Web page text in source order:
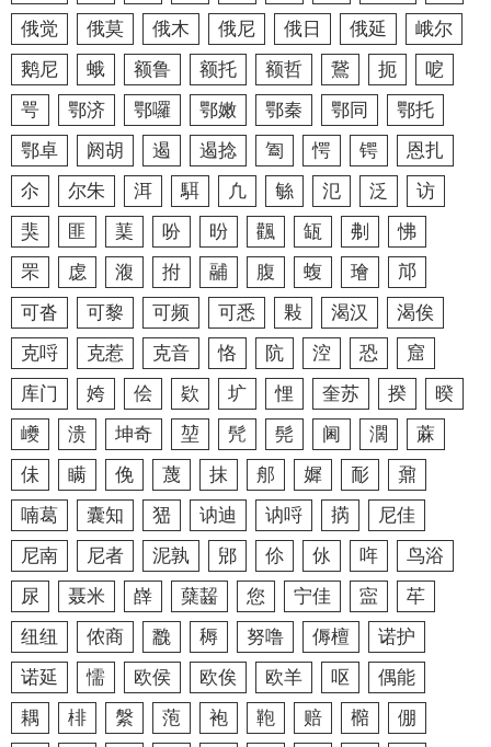
俄觉
俄莫 俄木 俄尼 俄日 俄延
峨尔
鹅尼
蛾 额鲁 额托 额哲 鵞 扼
呝
咢
鄂济 鄂囉 鄂嫩 鄂秦 鄂同
鄂托
鄂卓
阏胡 遏 遏捻 㔩 愕 锷
恩扎
尒
尔朱 洱 駬 凢 䋣 氾 泛
访
猆
匪 䕁 吩 昐 飌 缻 刜
怫
罘
虙 澓 拊 鬴 腹 蝮 璯
邟
可沓
可黎 可频 可悉 敤 渴汉
渴俟
克哷
克惹 克音 恪 阬 涳 恐
窟
库门
姱 侩 欵 圹 悝 奎苏 揆
暌
巙
溃 坤奇 堃 髠 髡 阃 濶
蔴
佅
瞒 俛 蔑 抹 郍 㜨 耏
鼐
喃葛
囊知 峱 讷迪 讷哷 㨅
尼佳
尼南
尼者 泥孰 郳 伱 㲻 哖
鸟浴
尿
聂米 嶭 蘖齧 您 宁佳 寍
䒜
纽纽
侬商 䨲 䅶 努噜 傉檀
诺护
诺延
懦 欧侯 欧俟 欧羊 呕
偶能
耦
棑 縏 萢 袍 鞄 赔 㯁
倗